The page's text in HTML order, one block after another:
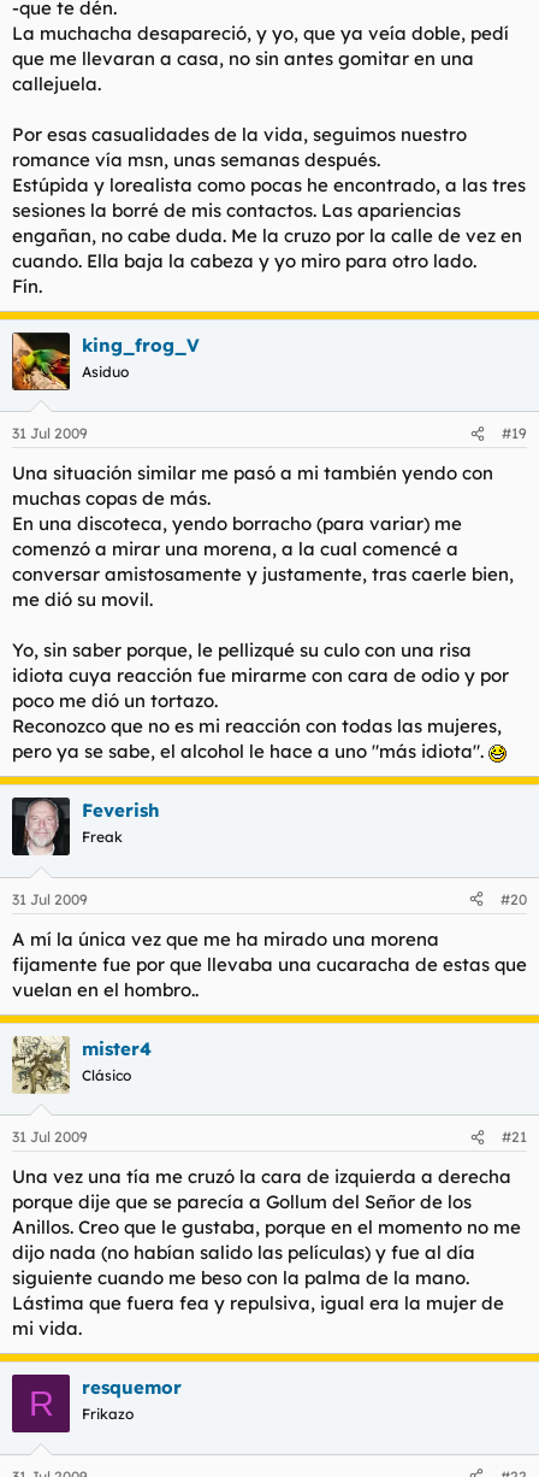
-que te dén.
La muchacha desapareció, y yo, que ya veía doble, pedí
que me llevaran a casa, no sin antes gomitar en una
callejuela.
Por esas casualidades de la vida, seguimos nuestro
romance vía msn, unas semanas después.
Estúpida y lorealista como pocas he encontrado, a las tres
sesiones la borré de mis contactos. Las apariencias
engañan, no cabe duda. Me la cruzo por la calle de vez en
cuando. Ella baja la cabeza y yo miro para otro lado.
Fín.
king_frog_V
Asiduo
31 Jul 2009 #19
Una situación similar me pasó a mi también yendo con
muchas copas de más.
En una discoteca, yendo borracho (para variar) me
comenzó a mirar una morena, a la cual comencé a
conversar amistosamente y justamente, tras caerle bien,
me dió su movil.
Yo, sin saber porque, le pellizqué su culo con una risa
idiota cuya reacción fue mirarme con cara de odio y por
poco me dió un tortazo.
Reconozco que no es mi reacción con todas las mujeres,
pero ya se sabe, el alcohol le hace a uno "más idiota".
Feverish
Freak
31 Jul 2009 #20
A mí la única vez que me ha mirado una morena
fijamente fue por que llevaba una cucaracha de estas que
vuelan en el hombro..
mister4
Clásico
31 Jul 2009 #21
Una vez una tía me cruzó la cara de izquierda a derecha
porque dije que se parecía a Gollum del Señor de los
Anillos. Creo que le gustaba, porque en el momento no me
dijo nada (no habían salido las películas) y fue al día
siguiente cuando me beso con la palma de la mano.
Lástima que fuera fea y repulsiva, igual era la mujer de
mi vida.
R resquemor
Frikazo